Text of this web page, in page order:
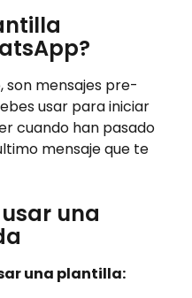
son mensajes pre-
usar para iniciar
cuando han pasado
mensaje que te
una
una plantilla: